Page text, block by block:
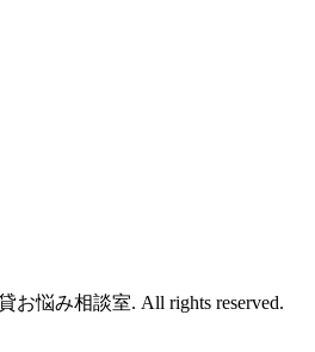
お悩み相談室. All rights reserved.